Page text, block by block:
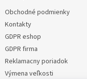
Obchodné podmienky
Kontakty
GDPR eshop
GDPR firma
Reklamacny poriadok
Výmena veľkosti